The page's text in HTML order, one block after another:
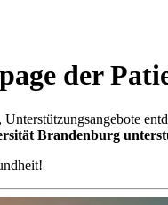
der
Brandenburg